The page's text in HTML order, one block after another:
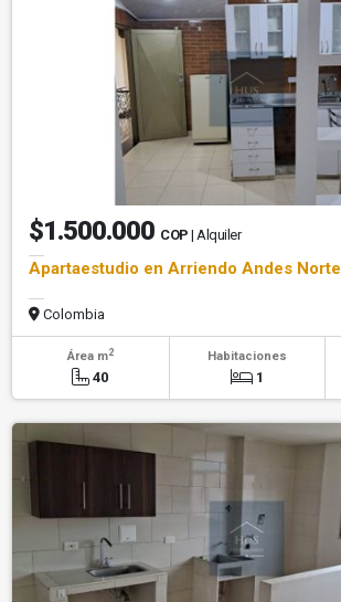
$1.500.000 COP | Alquiler
Apartaestudio en Arriendo Andes Norte
Colombia
Área m2
40
Habitaciones
1